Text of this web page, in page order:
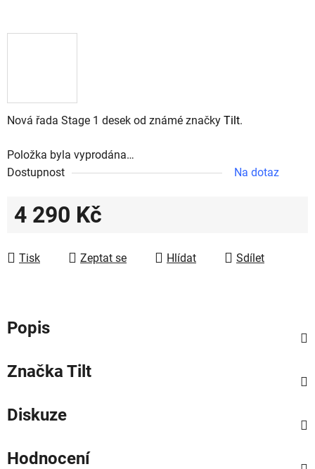
Nová řada Stage 1 desek od známé značky Tilt.
Položka byla vyprodána…
Dostupnost
Na dotaz
4 290 Kč
Tisk
Zeptat se Hlídat Sdílet
Popis
Značka Tilt
Diskuze
Hodnocení